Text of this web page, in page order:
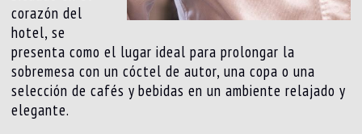
corazón del
hotel, se
presenta como el lugar ideal para prolongar la
sobremesa con un cóctel de autor, una copa o una
selección de cafés y bebidas en un ambiente relajado y
elegante.